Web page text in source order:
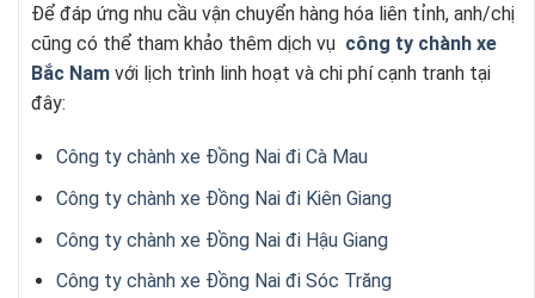
Để đáp ứng nhu cầu vận chuyển hàng hóa liên tỉnh, anh/chị
cũng có thể tham khảo thêm dịch vụ công ty chành xe
Bắc Nam với lịch trình linh hoạt và chi phí cạnh tranh tại
đây:
Công ty chành xe Đồng Nai đi Cà Mau
Công ty chành xe Đồng Nai đi Kiên Giang
Công ty chành xe Đồng Nai đi Hậu Giang
Công ty chành xe Đồng Nai đi Sóc Trăng